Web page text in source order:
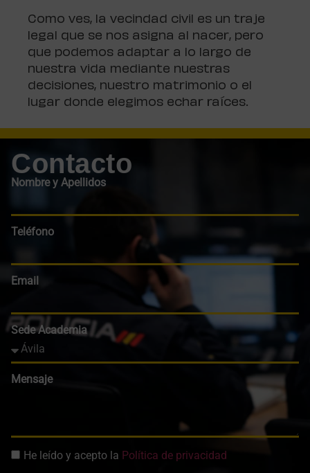
Como ves, la vecindad civil es un traje
legal que se nos asigna al nacer, pero
que podemos adaptar a lo largo de
nuestra vida mediante nuestras
decisiones, nuestro matrimonio o el
lugar donde elegimos echar raíces.
Contacto
Nombre y Apellidos
Teléfono
Email
Sede Academia
Mensaje
He leído y acepto la Política de privacidad